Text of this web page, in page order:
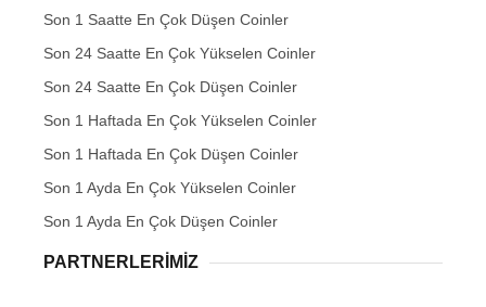
Son 1 Saatte En Çok Düşen Coinler
Son 24 Saatte En Çok Yükselen Coinler
Son 24 Saatte En Çok Düşen Coinler
Son 1 Haftada En Çok Yükselen Coinler
Son 1 Haftada En Çok Düşen Coinler
Son 1 Ayda En Çok Yükselen Coinler
Son 1 Ayda En Çok Düşen Coinler
PARTNERLERIMIZ